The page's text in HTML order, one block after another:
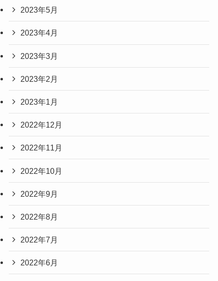
2023年5月
2023年4月
2023年3月
2023年2月
2023年1月
2022年12月
2022年11月
2022年10月
2022年9月
2022年8月
2022年7月
2022年6月